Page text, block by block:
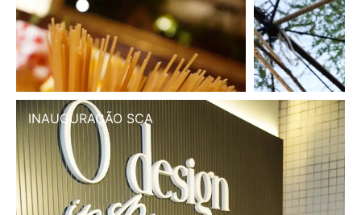
INAUGURAÇÃO SCA